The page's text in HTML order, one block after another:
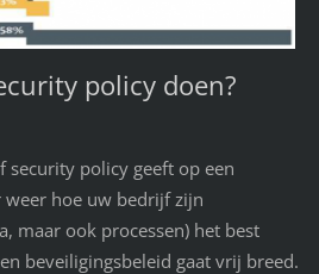
policy doen?
security policy geeft op een
hoe uw bedrijf zijn
maar ook processen) het best
beveiligingsbeleid gaat vrij breed.